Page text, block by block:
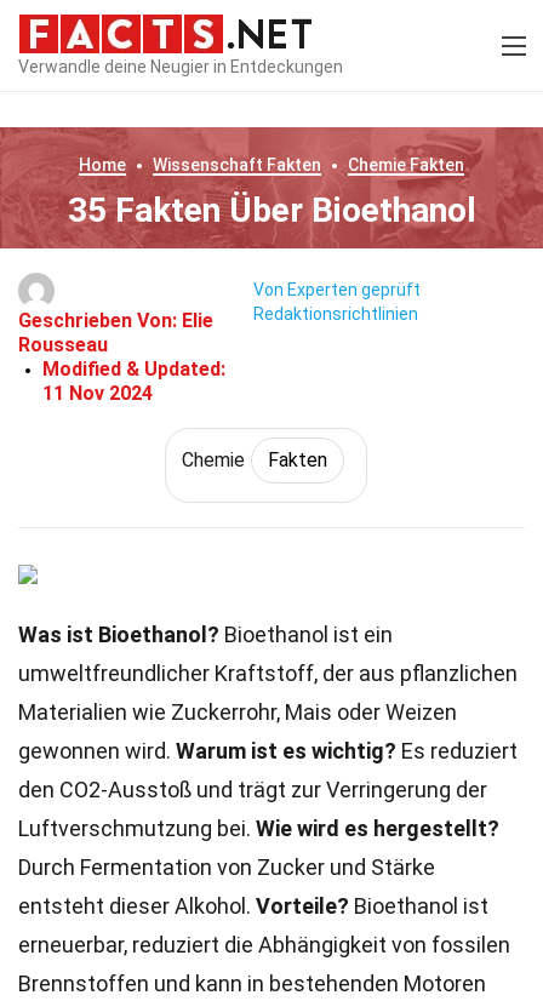
Verwandle deine Neugier in Entdeckungen
Home Wissenschaft Fakten ChemieFakten
35 Fakten Über Bioethanol
Geschrieben Von: Elie
Rousseau
Modified & Updated:
11 Nov 2024
Von Experten geprüft
Redaktionsrichtlinien
Chemie Fakten
Was ist Bioethanol? Bioethanol ist ein
umweltfreundlicher Kraftstoff, der aus pflanzlichen
Materialien wie Zuckerrohr, Mais oder Weizen
gewonnen wird. Warum ist es wichtig? Es reduziert
den CO2-Ausstoß und trägt zur Verringerung der
Luftverschmutzung bei. Wie wird es hergestellt?
Durch Fermentation von Zucker und Stärke
entsteht dieser Alkohol. Vorteile? Bioethanol ist
erneuerbar, reduziert die Abhängigkeit von fossilen
Brennstoffen und kann in bestehenden Motoren